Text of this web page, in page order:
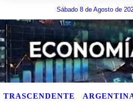
Sábado 8 de Agosto de
escribir lo que quiera, o bien puede
TRASCENDENTE